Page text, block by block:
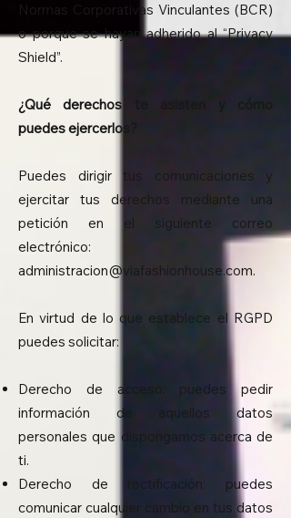
Normas Corporativas Vinculantes (BCR)
o porque se hayan adherido al “Privacy
Shield”.
¿Qué derechos te asisten y cómo
puedes ejercerlos?
Puedes dirigir tus comunicaciones y
ejercitar tus derechos mediante una
petición en el siguiente correo
electrónico:
administracion@viafashionhouse.com.
En virtud de lo que establece el RGPD
puedes solicitar:
Derecho de acceso: puedes pedir
información de aquellos datos
personales que dispongamos acerca de
ti.
Derecho de rectificación: puedes
comunicar cualquier cambio en tus datos